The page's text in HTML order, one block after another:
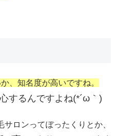
、知名度が高いですね。
するんですよね(*´ω｀)
ロンってぼったくりとか、